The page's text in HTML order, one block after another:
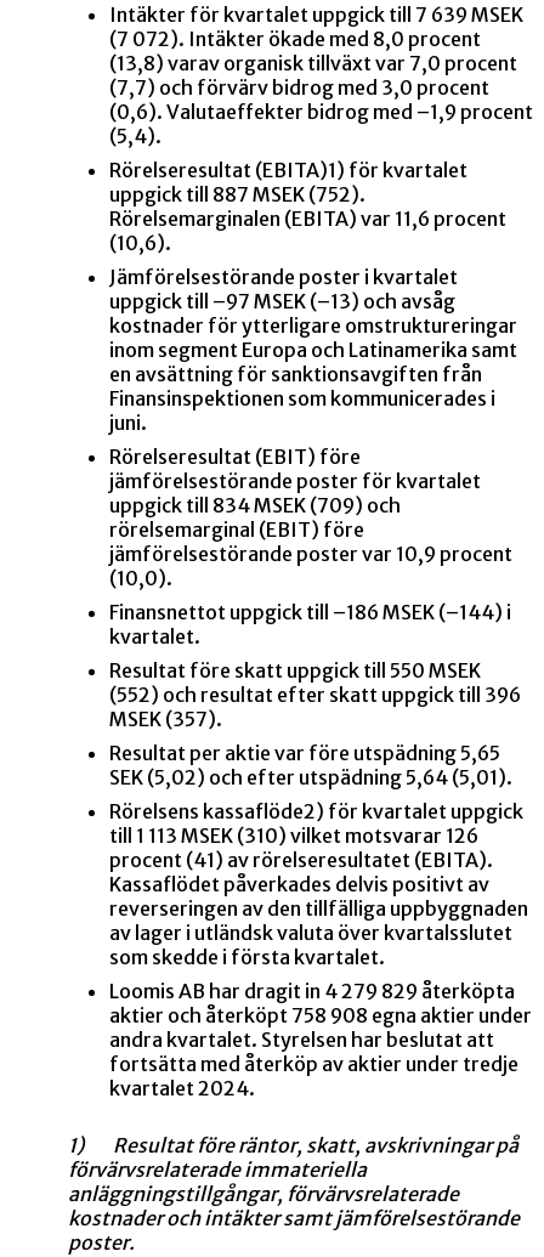
Intäkter för kvartalet uppgick till 7 639 MSEK
(7 072). Intäkter ökade med 8,0 procent
(13,8) varav organisk tillväxt var 7,0 procent
(7,7) och förvärv bidrog med 3,0 procent
(0,6). Valutaeffekter bidrog med –1,9 procent
(5,4).
Rörelseresultat (EBITA)1) för kvartalet
uppgick till 887 MSEK (752).
Rörelsemarginalen (EBITA) var 11,6 procent
(10,6).
Jämförelsestörande poster i kvartalet
uppgick till –97 MSEK (–13) och avsåg
kostnader för ytterligare omstruktureringar
inom segment Europa och Latinamerika samt
en avsättning för sanktionsavgiften från
Finansinspektionen som kommunicerades i
juni.
Rörelseresultat (EBIT) före
jämförelsestörande poster för kvartalet
uppgick till 834 MSEK (709) och
rörelsemarginal (EBIT) före
jämförelsestörande poster var 10,9 procent
(10,0).
Finansnettot uppgick till –186 MSEK (–144) i
kvartalet.
Resultat före skatt uppgick till 550 MSEK
(552) och resultat efter skatt uppgick till 396
MSEK (357).
Resultat per aktie var före utspädning 5,65
SEK (5,02) och efter utspädning 5,64 (5,01).
Rörelsens kassaflöde2) för kvartalet uppgick
till 1 113 MSEK (310) vilket motsvarar 126
procent (41) av rörelseresultatet (EBITA).
Kassaflödet påverkades delvis positivt av
reverseringen av den tillfälliga uppbyggnaden
av lager i utländsk valuta över kvartalsslutet
som skedde i första kvartalet.
Loomis AB har dragit in 4 279 829 återköpta
aktier och återköpt 758 908 egna aktier under
andra kvartalet. Styrelsen har beslutat att
fortsätta med återköp av aktier under tredje
kvartalet 2024.
1)
Resultat före räntor, skatt, avskrivningar på
förvärvsrelaterade immateriella
anläggningstillgångar, förvärvsrelaterade
kostnader och intäkter samt jämförelsestörande
poster.